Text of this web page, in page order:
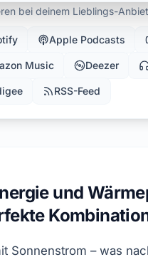
bei deinem Lieblings-
Apple Podcasts
Music Deezer
RSS-Feed
und
Sonnenstrom – was